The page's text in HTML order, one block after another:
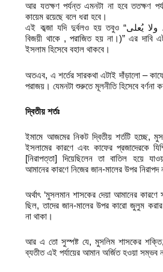
আর যতক্ষণ পর্যন্ত এমনটা না হবে ততক্ষণ
কায়েম রয়েছে বলে ধরা হবে।
এই কব্জা যদি দুর্বলও হয় তবুও “الإسلام يَعلو، ولا يُعلى” “(ইসলাম
বিজয়ী থাকে , পরাজিত হয় না।)” এর দাবি
ইসলাম হিসেবে বহাল থাকবে।
অতএব, এ শর্তের সারকথা এটাই দাঁড়ালো –
পরাজয়। যেমনটা শুরুতে মূলনীতি হিসেবে বর্ণনা
দ্বিতীয় শর্তঃ
ইমামে আজমের নিকট দ্বিতীয় শর্তটি হচ্ছে,
ইসলামের কারণে এবং কাফের প্রজাদেরকে
[নিরাপত্তা] দিয়েছিলেন তা বাতিল হয়ে
আমানের কারণে নিজের জান-মালের উপর নিরাপদ
অর্থাৎ ‘মুসলমান শাসকের দেয়া আমানের
ছিল, তাদের জান-মালের উপর কারো জুলুম
না থাকা।
আর এ তো সুস্পষ্ট যে, মুসলিম শাসকের শক্তি,
ব্যতীত এই পর্যায়ের আমান অর্জিত হওয়া সম্ভব